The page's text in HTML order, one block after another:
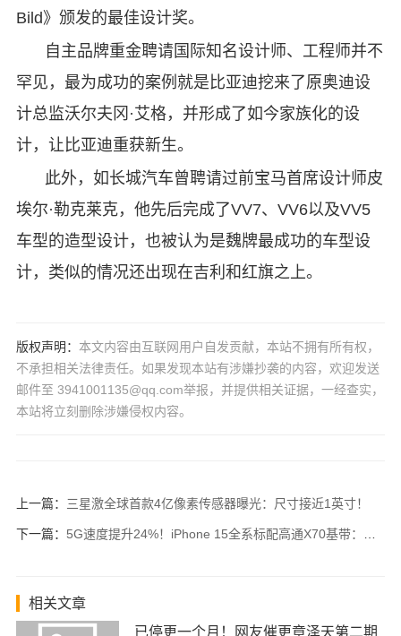
Bild》颁发的最佳设计奖。
自主品牌重金聘请国际知名设计师、工程师并不
罕见，最为成功的案例就是比亚迪挖来了原奥迪设
计总监沃尔夫冈·艾格，并形成了如今家族化的设
计，让比亚迪重获新生。
此外，如长城汽车曾聘请过前宝马首席设计师皮
埃尔·勒克莱克，他先后完成了VV7、VV6以及VV5
车型的造型设计，也被认为是魏牌最成功的车型设
计，类似的情况还出现在吉利和红旗之上。
版权声明： 本文内容由互联网用户自发贡献，本站不拥有所有权，
不承担相关法律责任。如果发现本站有涉嫌抄袭的内容，欢迎发送
邮件至 3941001135@qq.com举报，并提供相关证据，一经查实，
本站将立刻删除涉嫌侵权内容。
上一篇： 三星激全球首款4亿像素传感器曝光：尺寸接近1英寸！
下一篇： 5G速度提升24%！iPhone 15全系标配高通X70基带：不只Pro才有！
相关文章
已停更一个月！网友催更章泽天第二期